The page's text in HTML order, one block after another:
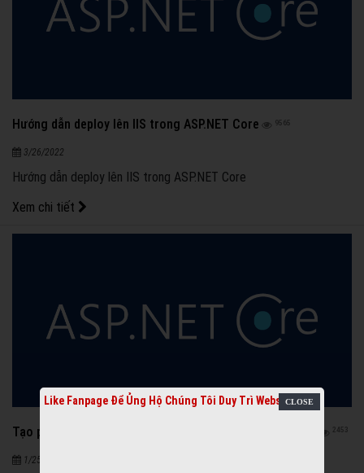
Hướng dẫn deploy lên IIS trong ASP.NET Core 9565
3/26/2022
Hướng dẫn deploy lên IIS trong ASP.NET Core
Xem chi tiết
Tạo project với .NET 5 và Clean Architecture từ A đến Z 2453
1/25/2022
Like Fanpage Để Ủng Hộ Chúng Tôi Duy Trì Website